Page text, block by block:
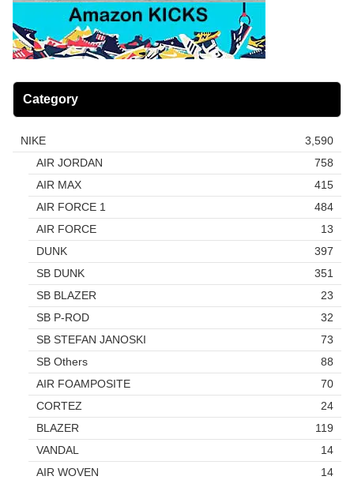
Category
NIKE
3,590
AIR JORDAN
758
AIR MAX
415
AIR FORCE 1
484
AIR FORCE
13
DUNK
397
SB DUNK
351
SB BLAZER
23
SB P-ROD
32
SB STEFAN JANOSKI
73
SB Others
88
AIR FOAMPOSITE
70
CORTEZ
24
BLAZER
119
VANDAL
14
AIR WOVEN
14